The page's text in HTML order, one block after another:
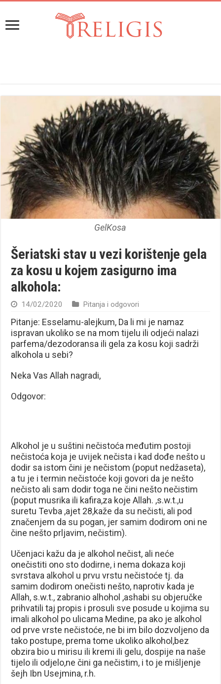
GelKosa
Šeriatski stav u vezi korištenje gela
za kosu u kojem zasigurno ima
alkohola:
14/02/2020 Pitanja i odgovori
Pitanje: Esselamu-alejkum, Da li mi je namaz
ispravan ukoliko se na mom tijelu ili odjeći nalazi
parfema/dezodoransa ili gela za kosu koji sadrži
alkohola u sebi?
Neka Vas Allah nagradi,
Odgovor:
Alkohol je u suštini nečistoća međutim postoji
nečistoća koja je uvijek nečista i kad dođe nešto u
dodir sa istom čini je nečistom (poput nedžaseta),
a tu je i termin nečistoće koji govori da je nešto
nečisto ali sam dodir toga ne čini nešto nečistim
(poput musrika ili kafira,za koje Allah. ,s.w.t.,u
suretu Tevba ,ajet 28,kaže da su nečisti, ali pod
značenjem da su pogan, jer samim dodirom oni ne
čine nešto prljavim, nečistim).
Učenjaci kažu da je alkohol nečist, ali neće
onečistiti ono sto dodirne, i nema dokaza koji
svrstava alkohol u prvu vrstu nečistoće tj. da
samim dodirom onečisti nešto, naprotiv kada je
Allah, s.w.t., zabranio alhohol ,ashabi su objeručke
prihvatili taj propis i prosuli sve posude u kojima su
imali alkohol po ulicama Medine, pa ako je alkohol
od prve vrste nečistoće, ne bi im bilo dozvoljeno da
tako postupe, prema tome ukoliko alkohol,bez
obzira bio u mirisu ili kremi ili gelu, dospije na naše
tijelo ili odjelo,ne čini ga nečistim, i to je mišljenje
šejh Ibn Usejmina, r.h.